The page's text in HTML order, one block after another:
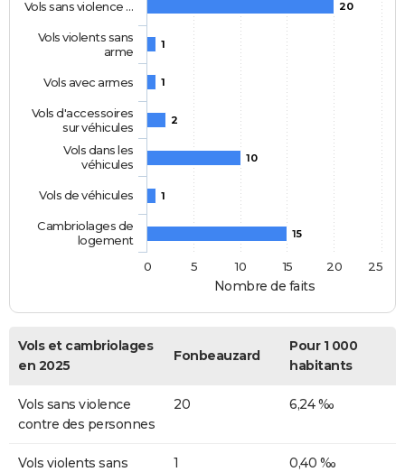
Nombre de faits
20
1
1
2
10
1
15
Vols sans violence …
Vols violents sans
arme
Vols avec armes
Vols d'accessoires
sur véhicules
Vols dans les
véhicules
Vols de véhicules
Cambriolages de
logement
0
5 10 15 20 25
Vols et cambriolages
en 2025
Fonbeauzard
Pour 1 000
habitants
Vols sans violence
contre des personnes
20 6,24 ‰
Vols violents sans
1 0,40 ‰